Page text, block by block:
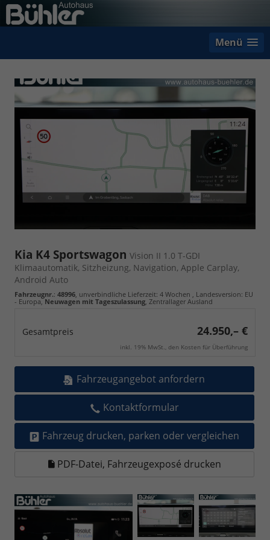
Menü
Kia K4 Sportswagon Vision II 1.0 T-GDI
Klimaautomatik, Sitzheizung, Navigation, Apple Carplay,
Android Auto
Fahrzeugnr.: 48996, unverbindliche Lieferzeit: 4 Wochen , Landesversion: EU
- Europa,Neuwagen mit Tageszulassung, Zentrallager Ausland
Gesamtpreis 24.950,– €
inkl. 19% MwSt., den Kosten für Überführung
Fahrzeugangebot anfordern
Kontaktformular
Fahrzeug drucken, parken oder vergleichen
PDF-Datei, Fahrzeugexposé drucken